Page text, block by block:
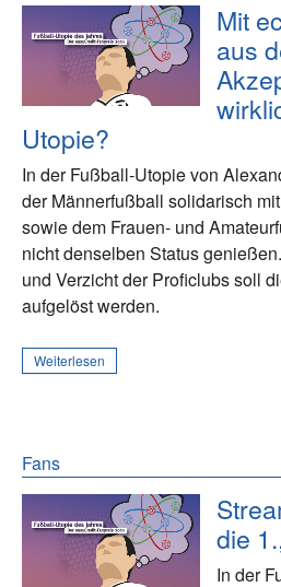
Mit
aus
Utopie?
In der Fußball-Utopie von
der Männerfußball solidarisch
sowie dem Frauen- und
nicht denselben Status
und Verzicht der Proficlubs soll
aufgelöst werden.
Weiterlesen
Fans
die
In der